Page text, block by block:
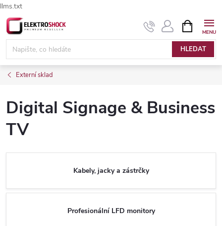
llms.txt
Přejít
na
obsah
HLEDAT
NÁKUPNÍ
KOŠÍK
Externí sklad
Digital Signage & Business
TV
Kabely, jacky a zástrčky
Profesionální LFD monitory
Elektroshock.cz - Chat